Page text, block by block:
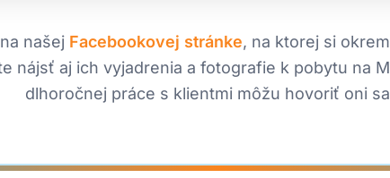
našej Facebookovej stránke, na ktorej si
nájsť aj ich vyjadrenia a fotografie k pobytu na
dlhoročnej práce s klientmi môžu hovoriť oni